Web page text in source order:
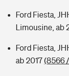
Ford Fiesta,
Limousine, ab
Ford Fiesta,
ab 2017(8566